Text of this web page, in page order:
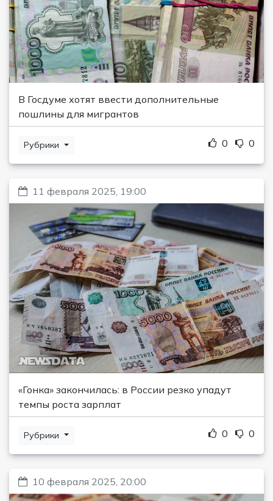
В Госдуме хотят ввести дополнительные
пошлины для мигрантов
Рубрики 0 0
11 февраля 2025, 19:00
«Гонка» закончилась: в России резко упадут
темпы роста зарплат
Рубрики 0 0
10 февраля 2025, 20:00